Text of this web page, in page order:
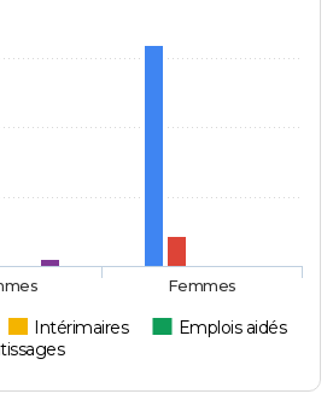
Intérimaires
Emplois aidés
Femmes